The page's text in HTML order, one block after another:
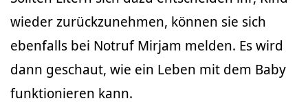
wieder zurückzunehmen, können sie sich
ebenfalls bei Notruf Mirjam melden. Es wird
dann geschaut, wie ein Leben mit dem Baby
funktionieren kann.